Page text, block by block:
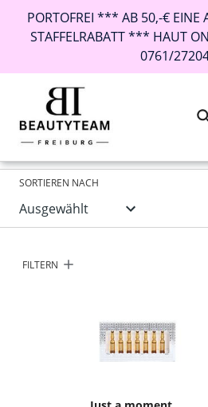
Direkt
Inhalt
PORTOFREI *** AB 50,-€ EINE
STAFFELRABATT *** HAUT
0761/
Startseite › explicit Vitamin C Ampullen
SORTIEREN NACH
FILTERN